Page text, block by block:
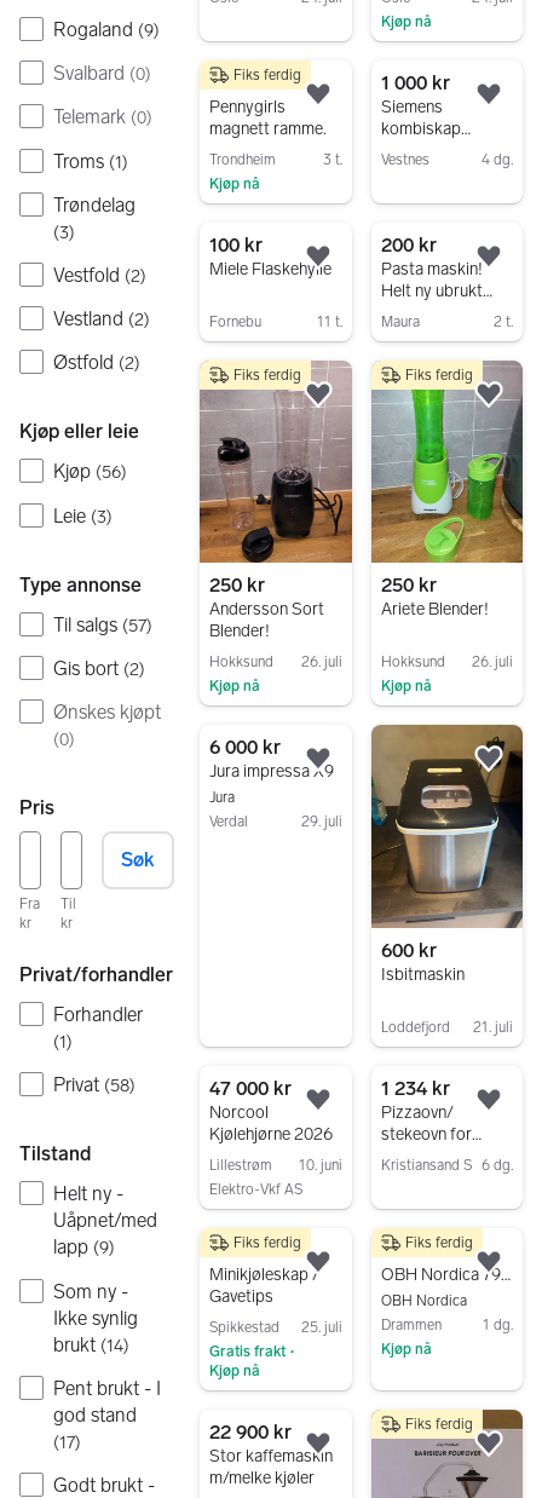
Rogaland (9)
Svalbard (0)
Telemark (0)
Troms (1)
Trøndelag
(3)
Vestfold (2)
Vestland (2)
Østfold (2)
Kjøp eller leie
Kjøp (56)
Leie (3)
Type annonse
Til salgs (57)
Gis bort (2)
Ønskes kjøpt
(0)
Pris
Fra
kr
Til
kr
Søk
Privat/forhandler
Forhandler
(1)
Privat (58)
Tilstand
Helt ny -
Uåpnet/med
lapp (9)
Som ny -
Ikke synlig
brukt (14)
Pent brukt - I
god stand
(17)
Godt brukt -
Kjøp nå
25 kr
Pennygirls
magnett ramme.
Trondheim
3 t.
Kjøp nå
Fiks ferdig
Legg til som favoritt.
1 000 kr
Siemens
kombiskap
kjøl/frys hvit
Vestnes 4 dg.
100 kr
Miele Flaskehylle
Fornebu 11 t.
Legg til som favoritt.
200 kr
Pasta maskin!
Helt ny ubrukt
uten lapp
Maura 2 t.
250 kr
Andersson Sort
Blender!
Hokksund
26. juli
Kjøp nå
Fiks ferdig
Legg til som favoritt.
250 kr
Ariete Blender!
Hokksund
26. juli
Kjøp nå
Fiks ferdig
6 000 kr
Jura impressa X9
Jura
Verdal
29. juli
Legg til som favoritt.
600 kr
Isbitmaskin
Loddefjord 21. juli
47 000 kr
Norcool
Kjølehjørne 2026
Lillestrøm
10. juni
Elektro-Vkf AS
Legg til som favoritt.
1 234 kr
Pizzaovn/
stekeovn for
storkjøkken /
Kristiansand S 6 dg.
300 kr
Minikjøleskap /
Gavetips
Spikkestad
25. juli
Gratis frakt •
Kjøp nå
Fiks ferdig
Legg til som favoritt.
199 kr
OBH Nordica 7944 vakuumpakker svart / ubrukt
OBH Nordica
Drammen
1 dg.
Kjøp nå
Fiks ferdig
Gå til annonsen
22 900 kr
Stor kaffemaskin
m/melke kjøler
Legg til som favoritt.
Fiks ferdig